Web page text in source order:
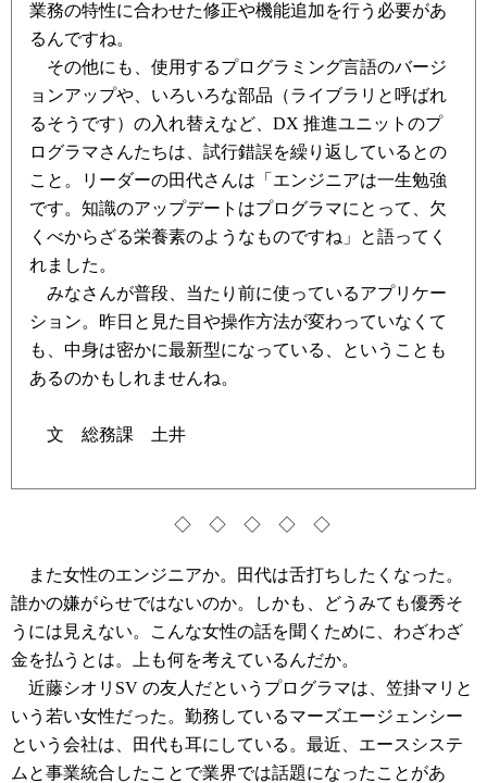
業務の特性に合わせた修正や機能追加を行う必要があ
るんですね。
その他にも、使用するプログラミング言語のバージ
ョンアップや、いろいろな部品（ライブラリと呼ばれ
るそうです）の入れ替えなど、DX 推進ユニットのプ
ログラマさんたちは、試行錯誤を繰り返しているとの
こと。リーダーの田代さんは「エンジニアは一生勉強
です。知識のアップデートはプログラマにとって、欠
くべからざる栄養素のようなものですね」と語ってく
れました。
みなさんが普段、当たり前に使っているアプリケー
ション。昨日と見た目や操作方法が変わっていなくて
も、中身は密かに最新型になっている、ということも
あるのかもしれませんね。
文 総務課 土井
◇ ◇ ◇ ◇ ◇
また女性のエンジニアか。田代は舌打ちしたくなった。
誰かの嫌がらせではないのか。しかも、どうみても優秀そ
うには見えない。こんな女性の話を聞くために、わざわざ
金を払うとは。上も何を考えているんだか。
近藤シオリSV の友人だというプログラマは、笠掛マリと
いう若い女性だった。勤務しているマーズエージェンシー
という会社は、田代も耳にしている。最近、エースシステ
ムと事業統合したことで業界では話題になったことがあ